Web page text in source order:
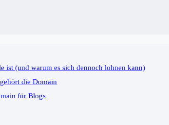
ist (und warum es sich dennoch lohnen kann)
die Domain
für Blogs